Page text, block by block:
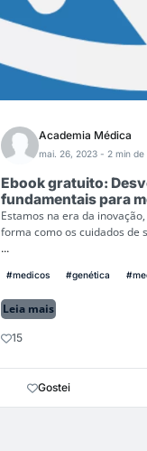
Academia Médica
mai. 26, 2023 - 2 min de
Ebook gratuito:
fundamentais para
Estamos na era da
forma como os cuidados de
...
#medicos #genética
Leia mais
15
Gostei